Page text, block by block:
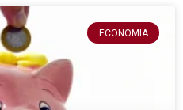
ECONOMIA